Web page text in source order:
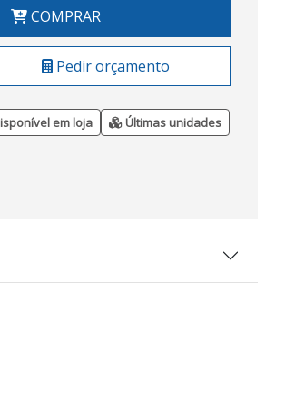
COMPRAR
Pedir orçamento
em loja
Últimas unidades